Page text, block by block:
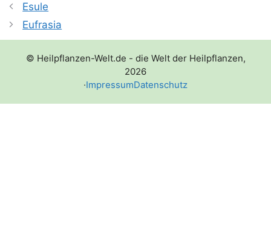
Esule
Eufrasia
© Heilpflanzen-Welt.de - die Welt der Heilpflanzen,
2026
·ImpressumDatenschutz